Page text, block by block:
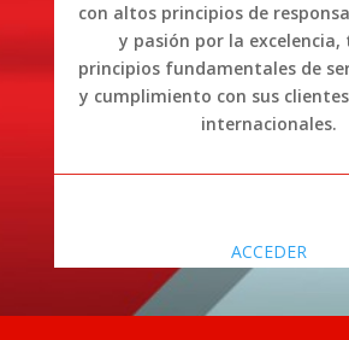
con altos principios de
y pasión por la
principios fundamentales de
y cumplimiento con sus
internacionales.
ACCEDER